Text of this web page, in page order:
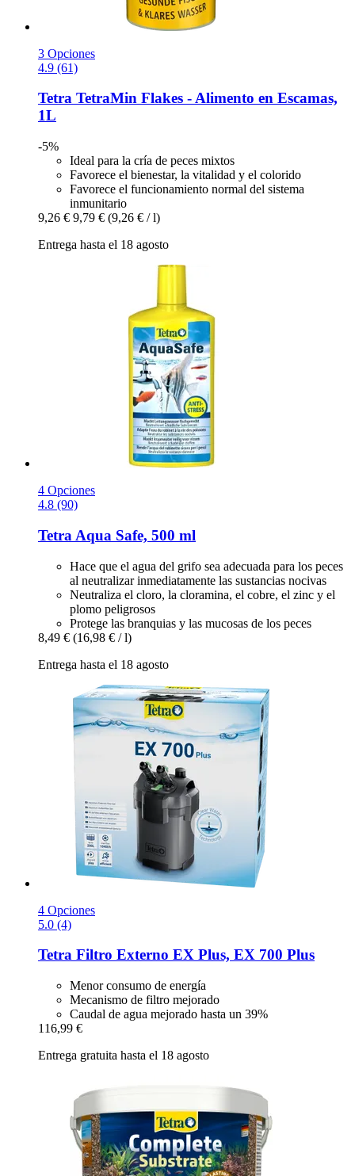
3 Opciones
4.9 (61)
Tetra TetraMin Flakes -​ Alimento en Escamas,
1L
-5%
Ideal para la cría de peces mixtos
Favorece el bienestar, la vitalidad y el colorido
Favorece el funcionamiento normal del sistema
inmunitario
9,26 € 9,79 € (9,26 € / l)
Entrega hasta el 18 agosto
4 Opciones
4.8 (90)
Tetra Aqua Safe, 500 ml
Hace que el agua del grifo sea adecuada para los peces
al neutralizar inmediatamente las sustancias nocivas
Neutraliza el cloro, la cloramina, el cobre, el zinc y el
plomo peligrosos
Protege las branquias y las mucosas de los peces
8,49 € (16,98 € / l)
Entrega hasta el 18 agosto
4 Opciones
5.0 (4)
Tetra Filtro Externo EX Plus, EX 700 Plus
Menor consumo de energía
Mecanismo de filtro mejorado
Caudal de agua mejorado hasta un 39%
116,99 €
Entrega gratuita hasta el 18 agosto